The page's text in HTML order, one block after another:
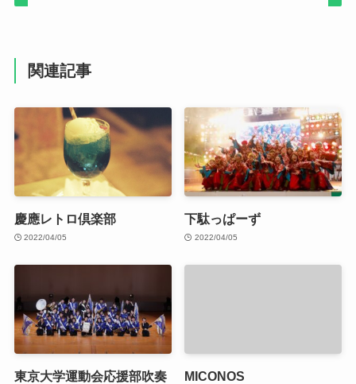
関連記事
慶應レトロ倶楽部
2022/04/05
下駄っぱーず
2022/04/05
東京大学運動会応援部吹奏 MICONOS